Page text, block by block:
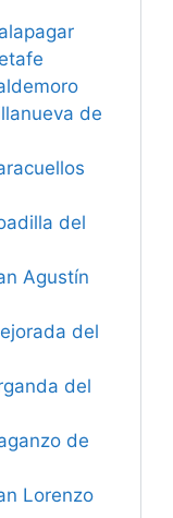
de
del
Agustín
del
del
de
Lorenzo